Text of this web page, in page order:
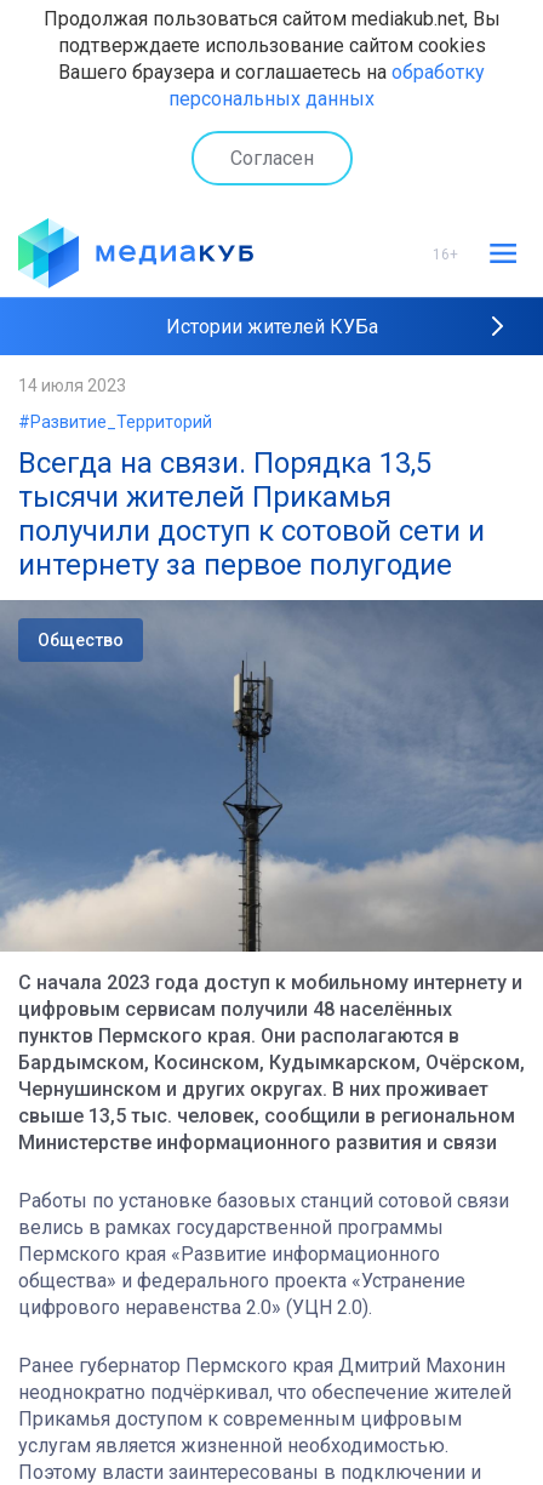
Продолжая пользоваться сайтом mediakub.net, Вы
подтверждаете использование сайтом cookies
Вашего браузера и соглашаетесь на обработку
персональных данных
Согласен
16+
Истории жителей КУБа
14 июля 2023
#Развитие_Территорий
Всегда на связи. Порядка 13,5
тысячи жителей Прикамья
получили доступ к сотовой сети и
интернету за первое полугодие
Общество
С начала 2023 года доступ к мобильному интернету и
цифровым сервисам получили 48 населённых
пунктов Пермского края. Они располагаются в
Бардымском, Косинском, Кудымкарском, Очёрском,
Чернушинском и других округах. В них проживает
свыше 13,5 тыс. человек, сообщили в региональном
Министерстве информационного развития и связи
Работы по установке базовых станций сотовой связи
велись в рамках государственной программы
Пермского края «Развитие информационного
общества» и федерального проекта «Устранение
цифрового неравенства 2.0» (УЦН 2.0).
Ранее губернатор Пермского края Дмитрий Махонин
неоднократно подчёркивал, что обеспечение жителей
Прикамья доступом к современным цифровым
услугам является жизненной необходимостью.
Поэтому власти заинтересованы в подключении и